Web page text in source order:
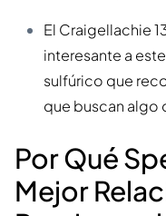
El Craigellachie
interesante a
sulfúrico que
que buscan algo
Por Qué
Mejor